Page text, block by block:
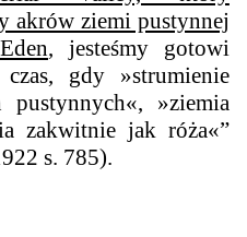
akrów ziemi pustynnej
, jesteśmy gotowi
czas, gdy »strumienie
pustynnych«, »ziemia
zakwitnie jak róża«”
s. 785).